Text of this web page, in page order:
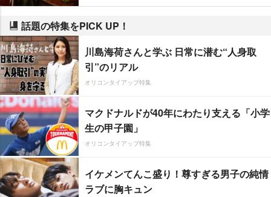
話題の特集をPICK UP！
川島海荷さんと学ぶ 日常に潜む“人身取
引”のリアル
オリコンタイアップ特集
マクドナルドが40年にわたり支える「小学
生の甲子園」
オリコンタイアップ特集
イケメンてんこ盛り！尊すぎる男子の純情
ラブに胸キュン